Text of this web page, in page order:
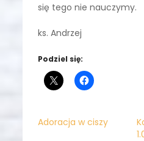
się tego nie nauczymy.
ks. Andrzej
Podziel się:
Adoracja w ciszy